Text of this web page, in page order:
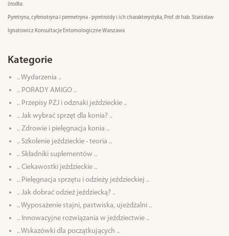
źrodła:
Pyretryna, cyfenotryna i permetryna - pyretroidy i ich charakterystyka,Prof. dr hab. Stanisław
Ignatowicz Konsultacje Entomologiczne Warszawa
Kategorie
.. Wydarzenia ..
.. PORADY AMIGO ..
.. Przepisy PZJ i odznaki jeździeckie ..
.. Jak wybrać sprzęt dla konia? ..
.. Zdrowie i pielęgnacja konia ..
.. Szkolenie jeździeckie - teoria ..
.. Składniki suplementów ..
.. Ciekawostki jeździeckie ..
.. Pielęgnacja sprzętu i odzieży jeździeckiej ..
.. Jak dobrać odzież jeździecką? ..
.. Wyposażenie stajni, pastwiska, ujeżdżalni ..
.. Innowacyjne rozwiązania w jeździectwie ..
.. Wskazówki dla początkujących ..